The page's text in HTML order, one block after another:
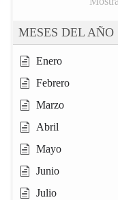
MESES DEL AÑO
Enero
Febrero
Marzo
Abril
Mayo
Junio
Julio